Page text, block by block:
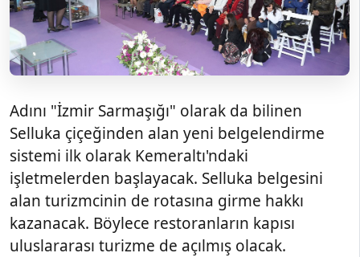
Adını "İzmir Sarmaşığı" olarak da bilinen
Selluka çiçeğinden alan yeni belgelendirme
sistemi ilk olarak Kemeraltı'ndaki
işletmelerden başlayacak. Selluka belgesini
alan turizmcinin de rotasına girme hakkı
kazanacak. Böylece restoranların kapısı
uluslararası turizme de açılmış olacak.